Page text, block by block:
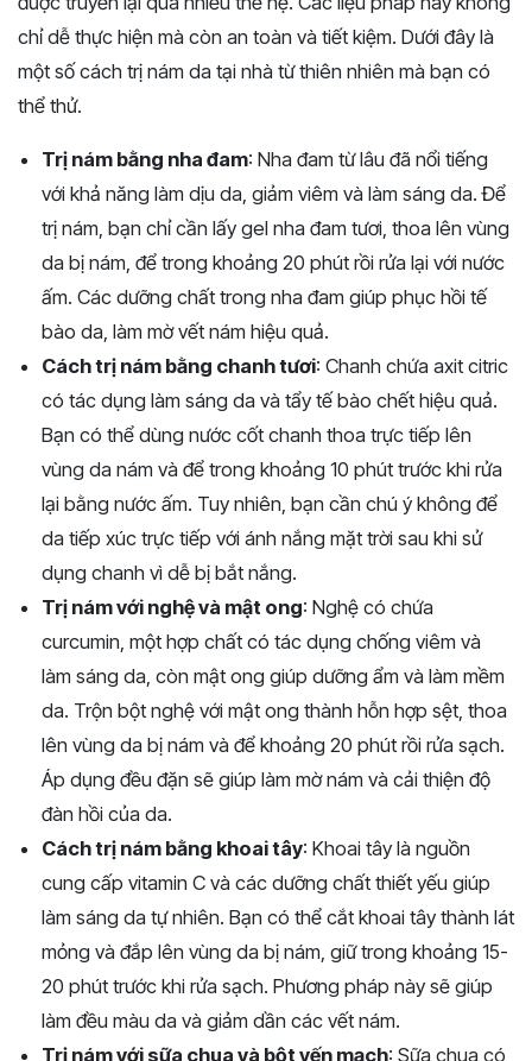
chỉ dễ thực hiện mà còn an toàn và tiết kiệm. Dưới đây là
một số cách trị nám da tại nhà từ thiên nhiên mà bạn có
thể thử.
Trị nám bằng nha đam: Nha đam từ lâu đã nổi tiếng
với khả năng làm dịu da, giảm viêm và làm sáng da. Để
trị nám, bạn chỉ cần lấy gel nha đam tươi, thoa lên vùng
da bị nám, để trong khoảng 20 phút rồi rửa lại với nước
ấm. Các dưỡng chất trong nha đam giúp phục hồi tế
bào da, làm mờ vết nám hiệu quả.
Cách trị nám bằng chanh tươi: Chanh chứa axit citric
có tác dụng làm sáng da và tẩy tế bào chết hiệu quả.
Bạn có thể dùng nước cốt chanh thoa trực tiếp lên
vùng da nám và để trong khoảng 10 phút trước khi rửa
lại bằng nước ấm. Tuy nhiên, bạn cần chú ý không để
da tiếp xúc trực tiếp với ánh nắng mặt trời sau khi sử
dụng chanh vì dễ bị bắt nắng.
Trị nám với nghệ và mật ong: Nghệ có chứa
curcumin, một hợp chất có tác dụng chống viêm và
làm sáng da, còn mật ong giúp dưỡng ẩm và làm mềm
da. Trộn bột nghệ với mật ong thành hỗn hợp sệt, thoa
lên vùng da bị nám và để khoảng 20 phút rồi rửa sạch.
Áp dụng đều đặn sẽ giúp làm mờ nám và cải thiện độ
đàn hồi của da.
Cách trị nám bằng khoai tây: Khoai tây là nguồn
cung cấp vitamin C và các dưỡng chất thiết yếu giúp
làm sáng da tự nhiên. Bạn có thể cắt khoai tây thành lát
mỏng và đắp lên vùng da bị nám, giữ trong khoảng 15-
20 phút trước khi rửa sạch. Phương pháp này sẽ giúp
làm đều màu da và giảm dần các vết nám.
Trị nám với sữa chua và bột yến mạch: Sữa chua có